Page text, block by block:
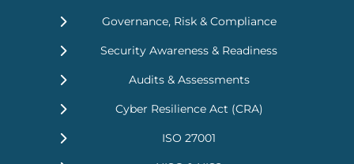
Governance, Risk & Compliance
Security Awareness & Readiness
Audits & Assessments
Cyber Resilience Act (CRA)
ISO 27001